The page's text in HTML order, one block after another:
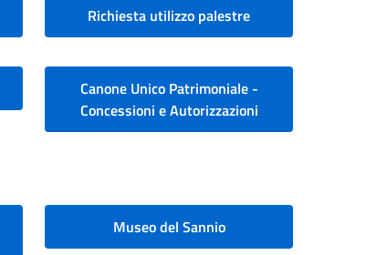
Richiesta utilizzo palestre
Canone Unico Patrimoniale -
Concessioni e Autorizzazioni
Museo del Sannio